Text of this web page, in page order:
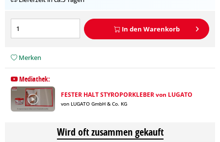
In den Warenkorb
Merken
Mediathek:
FESTER HALT STYROPORKLEBER von LUGATO
von LUGATO GmbH & Co. KG
Wird oft zusammen gekauft